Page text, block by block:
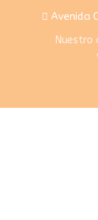
Avenida
Nuestro